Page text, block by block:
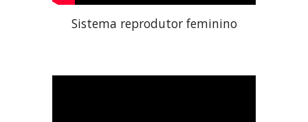
Sistema reprodutor feminino